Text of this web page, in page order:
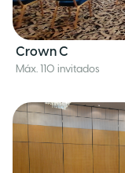
Crown C
Máx. 110 invitados